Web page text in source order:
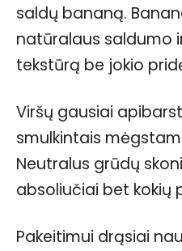
saldų bananą.
natūralaus saldumo
tekstūrą be jokio
Viršų gausiai
smulkintais
Neutralus grūdų
absoliučiai bet kokių
Pakeitimui drąsiai